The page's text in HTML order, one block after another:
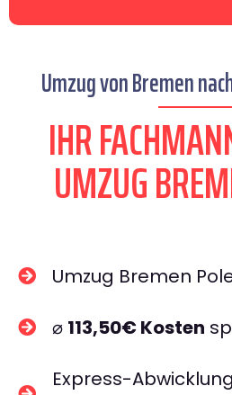
Umzug von Bremen
IHR
UMZUG
Umzug Bremen
⌀ 113,50€ Kosten
Express-